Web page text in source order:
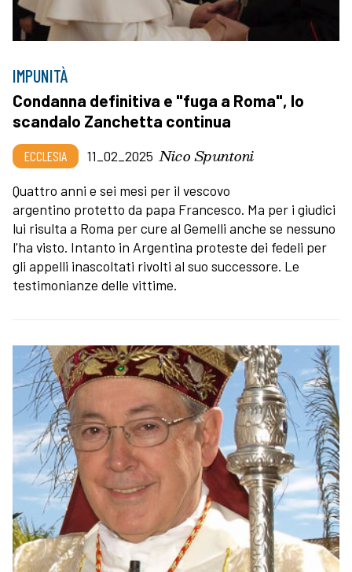
IMPUNITÀ
Condanna definitiva e "fuga a Roma", lo
scandalo Zanchetta continua
ECCLESIA 11_02_2025 Nico Spuntoni
Quattro anni e sei mesi per il vescovo
argentino protetto da papa Francesco. Ma per i giudici
lui risulta a Roma per cure al Gemelli anche se nessuno
l'ha visto. Intanto in Argentina proteste dei fedeli per
gli appelli inascoltati rivolti al suo successore. Le
testimonianze delle vittime.